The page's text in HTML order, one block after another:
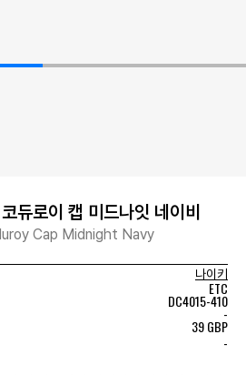
듀로이 캡 미드나잇 네이비
Cap Midnight Navy
나이키
ETC
DC4015-410
-
39 GBP
-